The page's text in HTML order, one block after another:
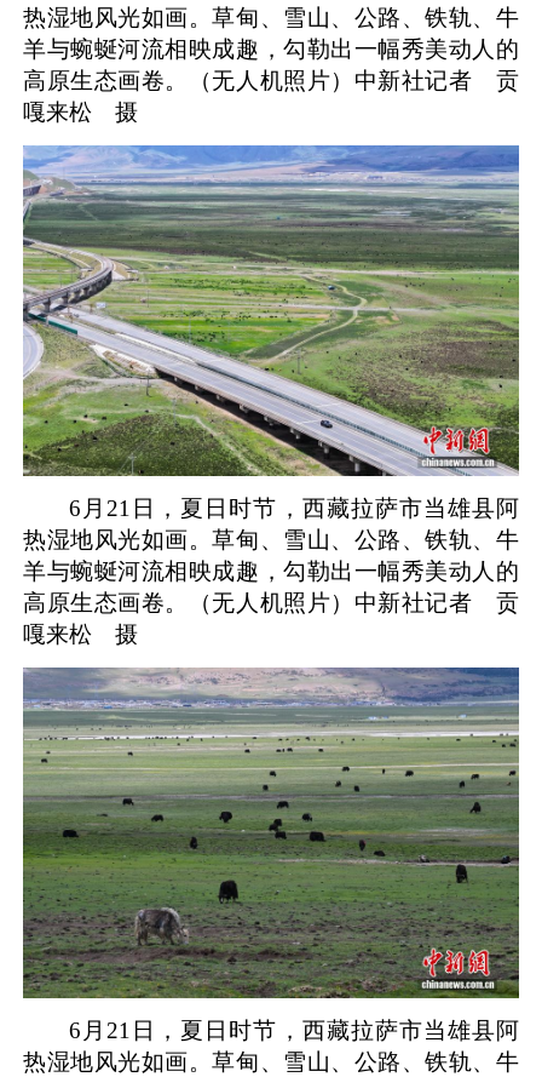
热湿地风光如画。草甸、雪山、公路、铁轨、牛
羊与蜿蜒河流相映成趣，勾勒出一幅秀美动人的
高原生态画卷。（无人机照片） 中新社记者 贡
嘎来松 摄
6月21日，夏日时节，西藏拉萨市当雄县阿
热湿地风光如画。草甸、雪山、公路、铁轨、牛
羊与蜿蜒河流相映成趣，勾勒出一幅秀美动人的
高原生态画卷。（无人机照片） 中新社记者 贡
嘎来松 摄
6月21日，夏日时节，西藏拉萨市当雄县阿
热湿地风光如画。草甸、雪山、公路、铁轨、牛